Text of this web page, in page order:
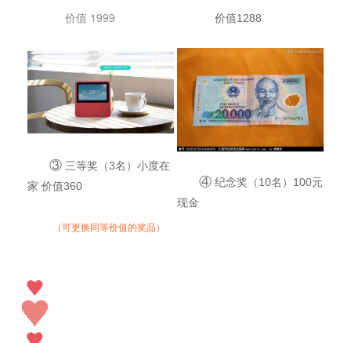
价值 1999 价值1288
③ 三等奖（3名）小度在
家 价值360
（可更换同等价值的奖品）
④ 纪念奖（10名）100元
现金